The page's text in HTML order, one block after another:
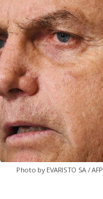
Photo by EVARISTO SA / AFP